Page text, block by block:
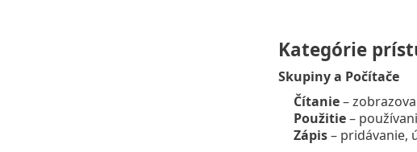
Kategórie
Skupiny a Počítače
Čítanie–
Použitie–
Zápis– pridávanie,